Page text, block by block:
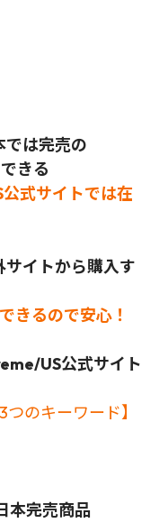
は完売の
きる
式サイトでは在
イトから購入す
きるので安心！
US公式サイト
のキーワード】
本完売商品